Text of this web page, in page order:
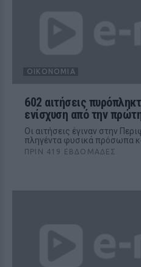
ΟΙΚΟΝΟΜΊΑ
602 αιτήσεις
ενίσχυση από την
Οι αιτήσεις έγιναν στην
πληγέντα φυσικά πρόσωπα
ΠΡΙΝ 419 ΕΒΔΟΜΆΔΕΣ